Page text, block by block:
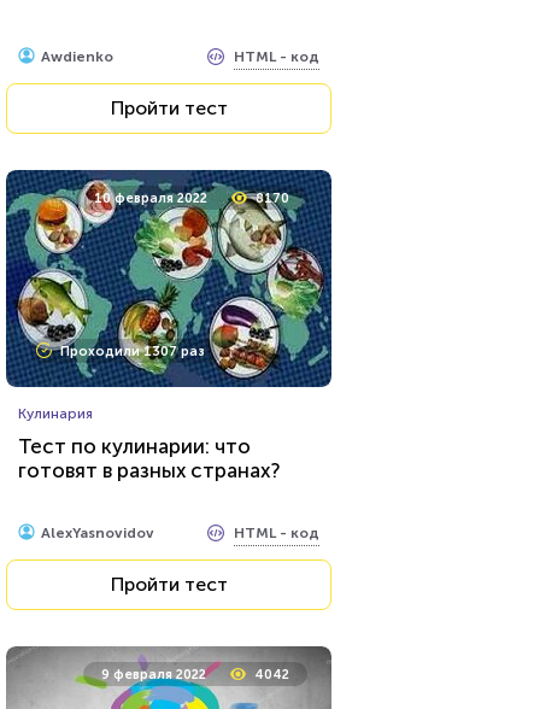
Awdienko HTML - код
Пройти тест
10 февраля 2022 8170
Проходили 1307 раз
Кулинария
Тест по кулинарии: что
готовят в разных странах?
AlexYasnovidov HTML - код
Пройти тест
9 февраля 2022 4042